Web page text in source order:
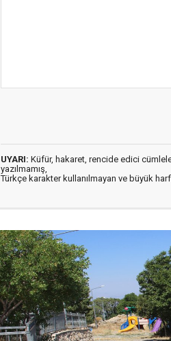
UYARI: Küfür, hakaret, rencide edici
yazılmamış,
Türkçe karakter kullanılmayan ve büyük